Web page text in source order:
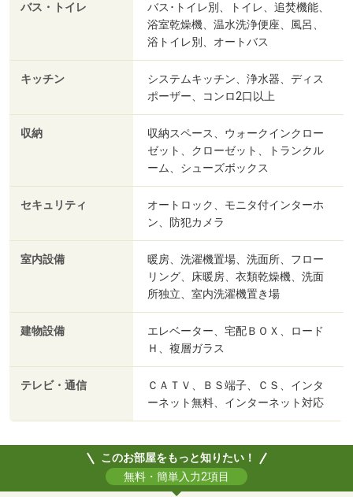
バス・トイレ
バス･トイレ別、トイレ、追焚機能、
浴室乾燥機、温水洗浄便座、風呂、
浴トイレ別、オートバス
キッチン
システムキッチン、浄水器、ディス
ポーザー、コンロ2口以上
収納
収納スペース、ウォークインクロー
ゼット、クローゼット、トランクル
ーム、シューズボックス
セキュリティ
オートロック、モニタ付インターホ
ン、防犯カメラ
室内設備
暖房、洗濯機置場、洗面所、フロー
リング、床暖房、衣類乾燥機、洗面
所独立、室内洗濯機置き場
建物設備
エレベーター、宅配ＢＯＸ、ロード
Ｈ、複層ガラス
テレビ・通信
ＣＡＴＶ、ＢＳ端子、ＣＳ、インタ
ーネット無料、インターネット対応
このお部屋をもっと知りたい！
無料・簡単入力2項目